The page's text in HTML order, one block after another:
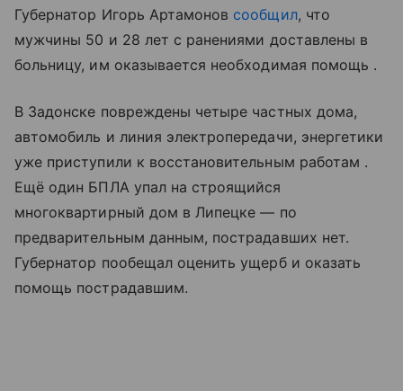
Губернатор Игорь Артамонов сообщил, что
мужчины 50 и 28 лет с ранениями доставлены в
больницу, им оказывается необходимая помощь .
В Задонске повреждены четыре частных дома,
автомобиль и линия электропередачи, энергетики
уже приступили к восстановительным работам .
Ещё один БПЛА упал на строящийся
многоквартирный дом в Липецке — по
предварительным данным, пострадавших нет.
Губернатор пообещал оценить ущерб и оказать
помощь пострадавшим.